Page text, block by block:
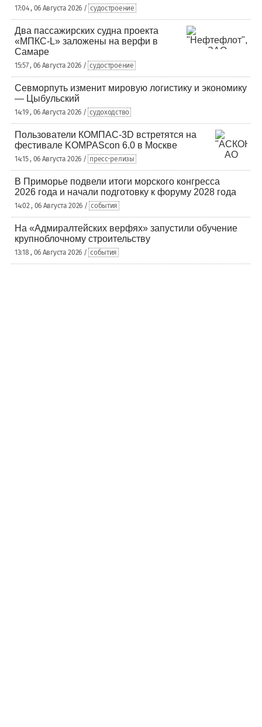
17:04 , 06 Августа 2026 / судостроение
Два пассажирских судна проекта
«МПКС-L» заложены на верфи в
Самаре
15:57 , 06 Августа 2026 / судостроение
Севморпуть изменит мировую логистику и экономику
— Цыбульский
14:19 , 06 Августа 2026 / судоходство
Пользователи КОМПАС-3D встретятся на
фестивале KOMPAScon 6.0 в Москве
14:15 , 06 Августа 2026 / пресс-релизы
В Приморье подвели итоги морского конгресса
2026 года и начали подготовку к форуму 2028 года
14:02 , 06 Августа 2026 / события
На «Адмиралтейских верфях» запустили обучение
крупноблочному строительству
13:18 , 06 Августа 2026 / события